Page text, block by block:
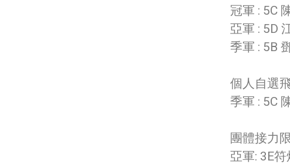
冠軍 : 5C
亞軍 : 5D
季軍 : 5B
個人自選
季軍 : 5C
團體接力
亞軍: 3E